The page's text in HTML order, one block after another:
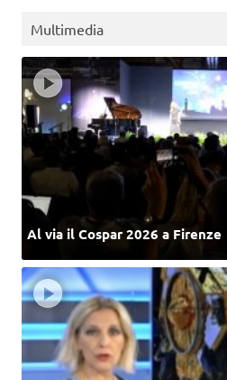
Multimedia
Al via il Cospar 2026 a Firenze